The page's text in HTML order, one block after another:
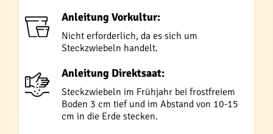
Anleitung Vorkultur:
Nicht erforderlich, da es sich um
Steckzwiebeln handelt.
Anleitung Direktsaat:
Steckzwiebeln im Frühjahr bei frostfreiem
Boden 3 cm tief und im Abstand von 10-15
cm in die Erde stecken.